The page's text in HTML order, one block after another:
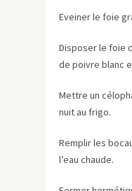
Eveiner le foie
Disposer le foie
de poivre blanc
Mettre un
nuit au frigo.
Remplir les
l’eau chaude.